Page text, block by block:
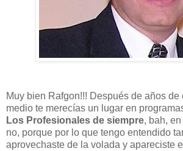
Muy bien Rafgon!!! Después de años de
medio te merecías un lugar en
Los Profesionales de siempre, bah,
no, porque por lo que tengo entendido
aprovechaste de la volada y apareciste